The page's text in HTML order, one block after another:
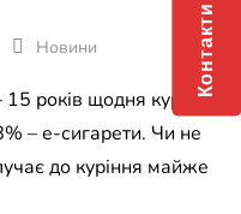
Новини
15 років щодня курять
– е-сигарети. Чи не
до куріння майже
Контакти